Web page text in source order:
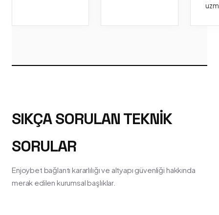
SIKÇA SORULAN TEKNIK
SORULAR
Enjoybet bağlantı kararlılığı ve altyapı güvenliği hakkında
merak edilen kurumsal başlıklar.